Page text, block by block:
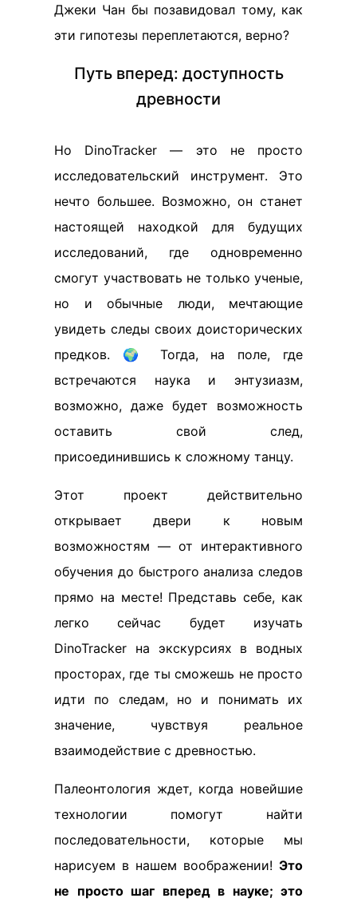
Джеки Чан бы позавидовал тому, как
эти гипотезы переплетаются, верно?
Путь вперед: доступность
древности
Но DinoTracker — это не просто
исследовательский инструмент. Это
нечто большее. Возможно, он станет
настоящей находкой для будущих
исследований, где одновременно
смогут участвовать не только ученые,
но и обычные люди, мечтающие
увидеть следы своих доисторических
предков. 🌍 Тогда, на поле, где
встречаются наука и энтузиазм,
возможно, даже будет возможность
оставить свой след,
присоединившись к сложному танцу.
Этот проект действительно
открывает двери к новым
возможностям — от интерактивного
обучения до быстрого анализа следов
прямо на месте! Представь себе, как
легко сейчас будет изучать
DinoTracker на экскурсиях в водных
просторах, где ты сможешь не просто
идти по следам, но и понимать их
значение, чувствуя реальное
взаимодействие с древностью.
Палеонтология ждет, когда новейшие
технологии помогут найти
последовательности, которые мы
нарисуем в нашем воображении! Это
не просто шаг вперед в науке; это